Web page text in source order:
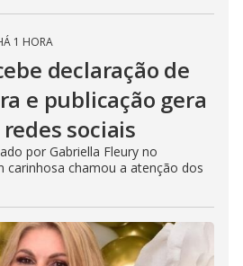
1 HORA
declaração de
e publicação gera
sociais
por Gabriella Fleury no
carinhosa chamou a atenção dos